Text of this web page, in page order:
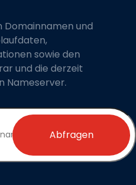
Domainnamen und
sowie den
und die derzeit
Nameserver.
Abfragen